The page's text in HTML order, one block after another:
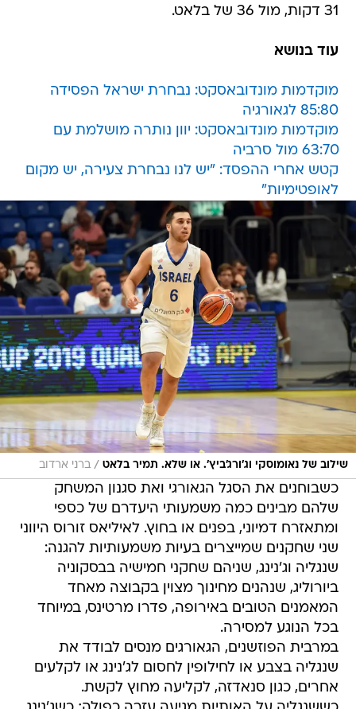
31 דקות, מול 36 של בלאט.
עוד בנושא
מוקדמות מונדובאסקט: נבחרת ישראל הפסידה
85:80 לגאורגיה
מוקדמות מונדובאסקט: יוון נותרה מושלמת עם
63:70 מול סרביה
קטש אחרי ההפסד: "יש לנו נבחרת צעירה, יש מקום
לאופטימיות"
שילוב של נאומוסקי וג'ורג'ביץ'. או שלא. תמיר בלאט / ברני ארדוב
כשבוחנים את הסגל הגאורגי ואת סגנון המשחק
שלהם מבינים כמה משמעותי היעדרם של כספי
ומתאזרח דמיוני, בפנים או בחוץ. לאיליאס זורוס היווני
שני שחקנים שמייצרים בעיות משמעותיות להגנה:
שנגליה וג'נינג, שניהם שחקני חמישיה בבסקוניה
ביורוליג, שנהנים מחינוך מצוין בקבוצה מאחד
המאמנים הטובים באירופה, פדרו מרטינס, במיוחד
בכל הנוגע למסירה.
במרבית הפוזשנים, הגאורגים מנסים לבודד את
שנגליה בצבע או לחילופין לחסום לג'נינג או לקלעים
אחרים, כגון סנאדזה, לקליעה מחוץ לקשת.